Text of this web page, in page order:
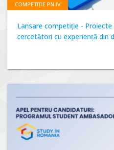
COMPETIȚIE PN IV
Lansare competiție -
cercetători cu experiență din